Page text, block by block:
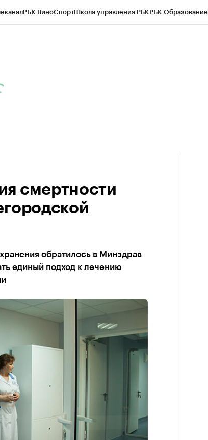
РБК ВиноСпортШкола управления РБКРБК Образование
смертности
обратилось в Минздрав
единый подход к лечению